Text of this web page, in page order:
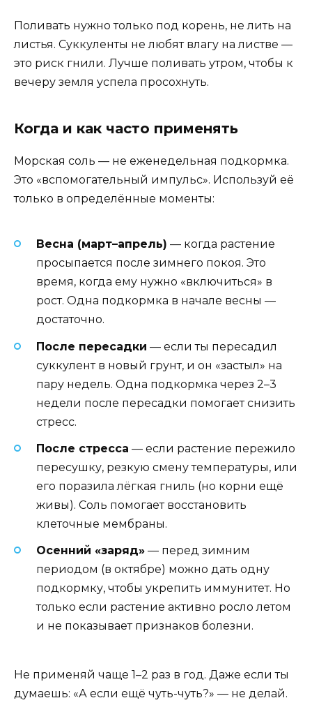
Поливать нужно только под корень, не лить на
листья. Суккуленты не любят влагу на листве —
это риск гнили. Лучше поливать утром, чтобы к
вечеру земля успела просохнуть.
Когда и как часто применять
Морская соль — не еженедельная подкормка.
Это «вспомогательный импульс». Используй её
только в определённые моменты:
Весна (март–апрель) — когда растение
просыпается после зимнего покоя. Это
время, когда ему нужно «включиться» в
рост. Одна подкормка в начале весны —
достаточно.
После пересадки — если ты пересадил
суккулент в новый грунт, и он «застыл» на
пару недель. Одна подкормка через 2–3
недели после пересадки помогает снизить
стресс.
После стресса — если растение пережило
пересушку, резкую смену температуры, или
его поразила лёгкая гниль (но корни ещё
живы). Соль помогает восстановить
клеточные мембраны.
Осенний «заряд» — перед зимним
периодом (в октябре) можно дать одну
подкормку, чтобы укрепить иммунитет. Но
только если растение активно росло летом
и не показывает признаков болезни.
Не применяй чаще 1–2 раз в год. Даже если ты
думаешь: «А если ещё чуть-чуть?» — не делай.